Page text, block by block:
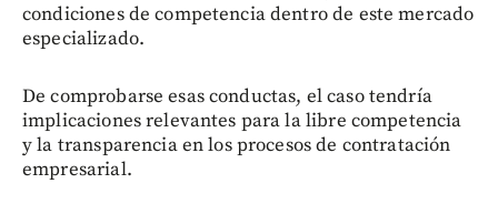
condiciones de competencia dentro de este mercado
especializado.
De comprobarse esas conductas, el caso tendría
implicaciones relevantes para la libre competencia
y la transparencia en los procesos de contratación
empresarial.